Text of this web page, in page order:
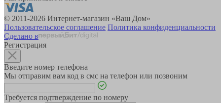
© 2011-2026 Интернет-магазин «Ваш Дом»
Пользовательское соглашение Политика конфиденциальности
Сделано в
Регистрация
Введите номер телефона
Мы отправим вам код в смс на телефон или позвоним
Требуется подтверждение по номеру